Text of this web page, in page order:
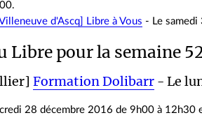
Villeneuve d'Ascq]
Libre à Vous - Le
Libre pour la semaine
Formation Dolibarr - Le
28 décembre 2016 de 9h00 à 12h30